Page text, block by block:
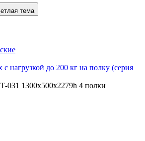
тема
нагрузкой до 200 кг на полку (серия
031 1300х500x2279h 4 полки